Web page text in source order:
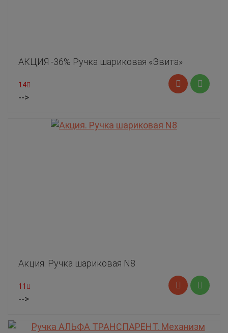
АКЦИЯ -36% Ручка шариковая «Эвита»
14
-->
Акция. Ручка шариковая N8
11
-->